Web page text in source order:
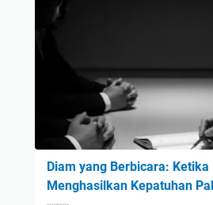
Diam yang Berbicara: Ketika
Menghasilkan Kepatuhan